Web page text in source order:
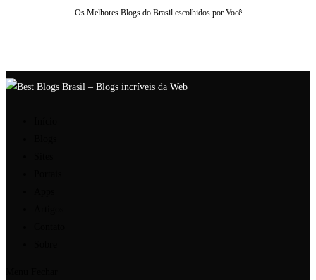
Os Melhores Blogs do Brasil escolhidos por Você